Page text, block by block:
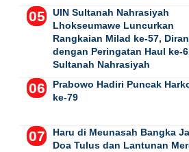
UIN Sultanah Nahrasiyah
Lhokseumawe Luncurkan
Rangkaian Milad ke-57,
dengan Peringatan Haul ke-
Sultanah Nahrasiyah
Prabowo Hadiri Puncak
ke-79
Haru di Meunasah Bangka
Doa Tulus dan Lantunan